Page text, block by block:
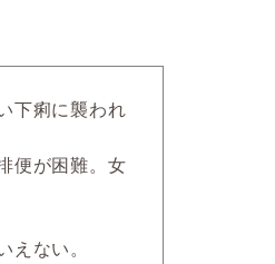
下痢に襲われ
便が困難。女
ない。